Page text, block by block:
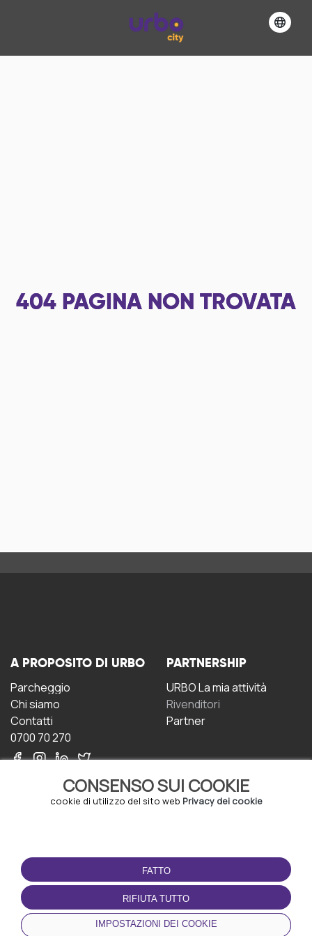
404 PAGINA NON TROVATA
CONSENSO SUI COOKIE
cookie di utilizzo del sito web Privacy dei cookie
FATTO
RIFIUTA TUTTO
IMPOSTAZIONI DEI COOKIE
A PROPOSITO DI URBO
Parcheggio
Chi siamo
Contatti
0700 70 270
PARTNERSHIP
URBO La mia attività
Rivenditori
Partner
CONDIZIONI D'USO
Termini e Condizioni
Politica sulla riservatezza
Gestione dei Cookie
SCARICA L'APP